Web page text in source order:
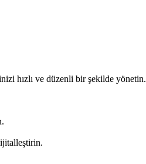
hızlı ve düzenli bir şekilde yönetin.